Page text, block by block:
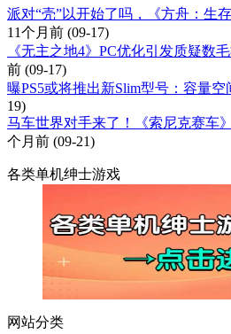
派对“壳”以开始了吗，《方舟：生
11个月前 (09-17)
《无主之地4》PC优化引发质疑数
前 (09-17)
曝PS5或将推出新Slim型号：容量空
19)
马车世界对手来了！《索尼克赛车
个月前 (09-21)
各类单机绅士游戏
网站分类